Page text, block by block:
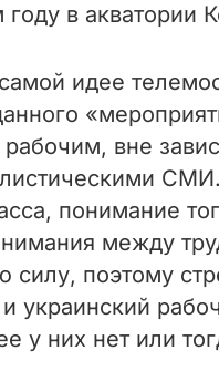
в акватории
идее
вне
понимание
между
поэтому
украинский
у них нет или